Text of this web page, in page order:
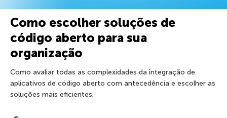
Como escolher soluções de
código aberto para sua
organização
Como avaliar todas as complexidades da integração de
aplicativos de código aberto com antecedência e escolher as
soluções mais eficientes.